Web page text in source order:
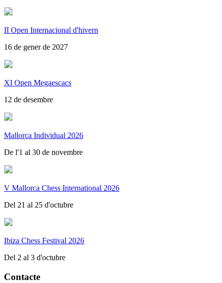
II Open Internacional d'hivern
16 de gener de 2027
XI Open Megaescacs
12 de desembre
Mallorca Individual 2026
De l'1 al 30 de novembre
V Mallorca Chess International 2026
Del 21 al 25 d'octubre
Ibiza Chess Festival 2026
Del 2 al 3 d'octubre
Contacte